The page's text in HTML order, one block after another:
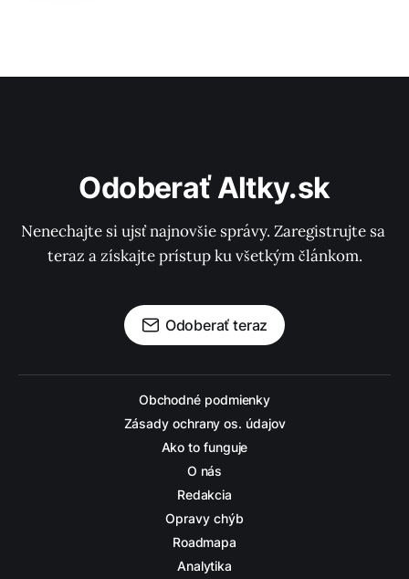
Odoberať Altky.sk
Nenechajte si ujsť najnovšie správy. Zaregistrujte sa
teraz a získajte prístup ku všetkým článkom.
Odoberať teraz
Obchodné podmienky
Zásady ochrany os. údajov
Ako to funguje
O nás
Redakcia
Opravy chýb
Roadmapa
Analytika